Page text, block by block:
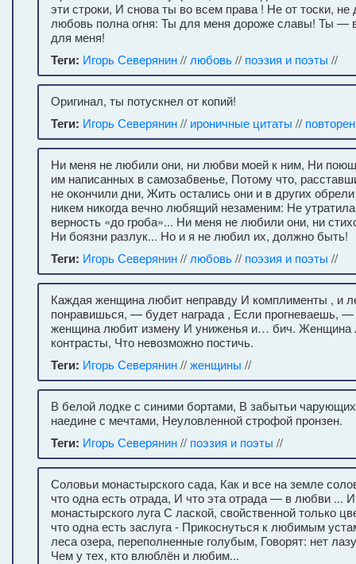
эти строки, И снова ты во всем права ! Не от тоски,
любовь полна огня: Ты для меня дороже славы! Ты —
для меня!
Теги: Игорь Северянин// любовь// поэзия и поэты //
Оригинал, ты потускнел от копий!
Теги: Игорь Северянин// ироничные цитаты //
Ни меня не любили они, ни любви моей к ним, Ни
им написанных в самозабвенье, Потому что,
не окончили дни, Жить остались они и в других
никем никогда вечно любящий незаменим: Не
верность «до гроба»... Ни меня не любили они, ни
Ни боязни разлук... Но и я не любил их, должно быть!
Теги: Игорь Северянин// любовь// поэзия и поэты //
Каждая женщина любит неправду И комплименты , и
понравишься, — будет награда , Если прогневаешь,
женщина любит измену И униженья и… бич. Женщина
контрасты, Что невозможно постичь.
Теги: Игорь Северянин//женщины //
В белой лодке с синими бортами, В забытьи
наедине с мечтами, Неуловленной строфой пронзен.
Теги: Игорь Северянин// поэзия и поэты //
Соловьи монастырского сада, Как и все на земле
что одна есть отрада, И что эта отрада — в любви ...
монастырского луга С лаской, свойственной только
что одна есть заслуга - Прикоснуться к любимым
леса озера, переполненные голубым, Говорят: нет
Чем у тех, кто влюблён и любим...